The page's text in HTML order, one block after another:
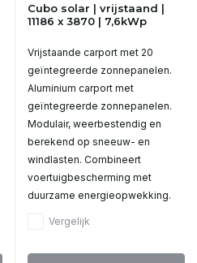
Cubo solar | vrijstaand |
11186 x 3870 | 7,6kWp
Vrijstaande carport met 20
geïntegreerde zonnepanelen.
Aluminium carport met
geïntegreerde zonnepanelen.
Modulair, weerbestendig en
berekend op sneeuw- en
windlasten. Combineert
voertuigbescherming met
duurzame energieopwekking.
Vergelijk